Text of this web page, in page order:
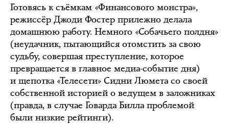
Готовясь к съёмкам «Финансового монстра»,
режиссёр Джоди Фостер прилежно делала
домашнюю работу. Немного «Собачьего полдня»
(неудачник, пытающийся отомстить за свою
судьбу, совершая преступление, которое
превращается в главное медиа-событие дня)
и щепотка «Телесети» Сидни Люмета со своей
собственной историей о ведущем в заложниках
(правда, в случае Говарда Билла проблемой
были низкие рейтинги).